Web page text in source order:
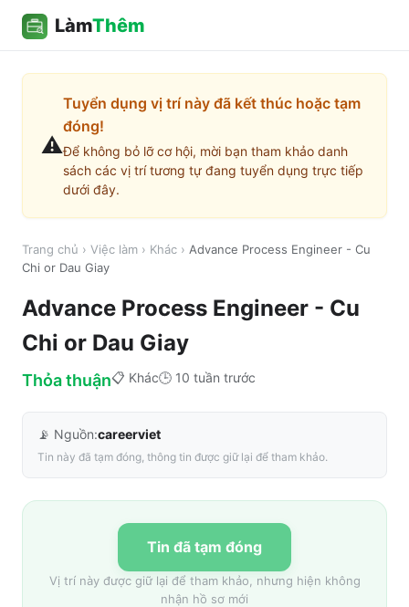
LàmThêm
⚠️
Tuyển dụng vị trí này đã kết thúc hoặc tạm
đóng!
Để không bỏ lỡ cơ hội, mời bạn tham khảo danh
sách các vị trí tương tự đang tuyển dụng trực tiếp
dưới đây.
Trang chủ › Việc làm › Khác › Advance Process Engineer - Cu
Chi or Dau Giay
Advance Process Engineer - Cu
Chi or Dau Giay
Thỏa thuận📋 Khác🕒 10 tuần trước
📡 Nguồn:careerviet
Tin này đã tạm đóng, thông tin được giữ lại để tham khảo.
Tin đã tạm đóng
Vị trí này được giữ lại để tham khảo, nhưng hiện không
nhận hồ sơ mới